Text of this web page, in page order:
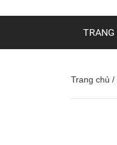
TRANG
Trang chủ /